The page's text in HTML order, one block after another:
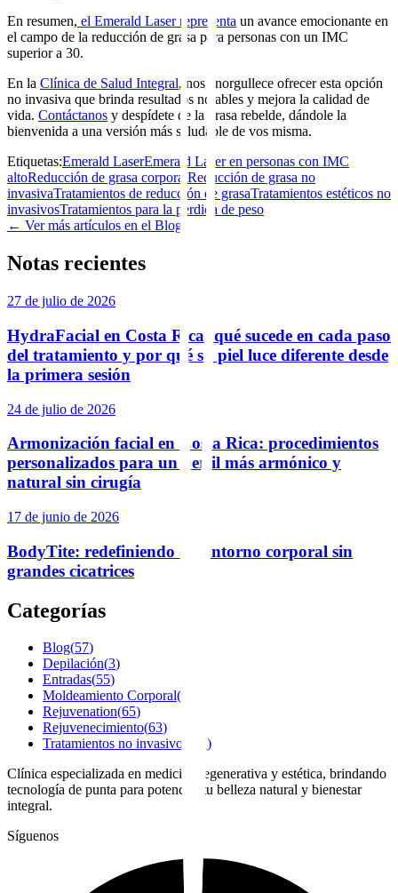
En resumen, el Emerald Laser representa un avance emocionante en
el campo de la reducción de grasa para personas con un IMC
superior a 30.
En la Clínica de Salud Integral, nos enorgullece ofrecer esta opción
no invasiva que brinda resultados notables y mejora la calidad de
vida. Contáctanos y despídete de la grasa rebelde, dándole la
bienvenida a una versión más saludable de vos misma.
Etiquetas:Emerald LaserEmerald Laser en personas con IMC
altoReducción de grasa corporal Reducción de grasa no
invasivaTratamientos de reducción de grasaTratamientos estéticos no
invasivosTratamientos para la perdida de peso
← Ver más artículos en el Blog
Notas recientes
27 de julio de 2026
HydraFacial en Costa Rica: qué sucede en cada paso
del tratamiento y por qué su piel luce diferente desde
la primera sesión
24 de julio de 2026
Armonización facial en Costa Rica: procedimientos
personalizados para un perfil más armónico y
natural sin cirugía
17 de junio de 2026
BodyTite: redefiniendo el contorno corporal sin
grandes cicatrices
Categorías
Blog(57)
Depilación(3)
Entradas(55)
Moldeamiento Corporal(
Rejuvenation(65)
Rejuvenecimiento(63)
Tratamientos no invasivos
)
Clínica especializada en medicina regenerativa y estética, brindando
tecnología de punta para potenciar tu belleza natural y bienestar
integral.
Síguenos